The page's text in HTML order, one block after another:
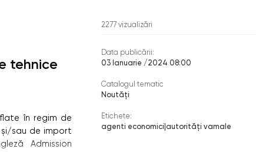
tehnice
în regim de
sau de import
Admission
2277 vizualizări
Data publicării:
03 Ianuarie /2024 08:00
Catalogul tematic
Noutăți
Etichete:
agenti economici autorități vamale